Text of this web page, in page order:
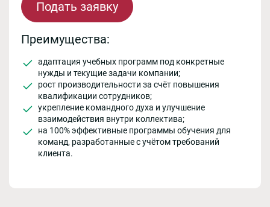
Подать заявку
Преимущества:
адаптация учебных программ под конкретные
нужды и текущие задачи компании;
рост производительности за счёт повышения
квалификации сотрудников;
укрепление командного духа и улучшение
взаимодействия внутри коллектива;
на 100% эффективные программы обучения для
команд, разработанные с учётом требований
клиента.